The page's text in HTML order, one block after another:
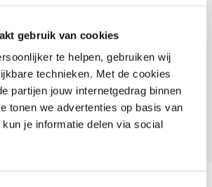
gebruik van cookies
te helpen, gebruiken wij
technieken. Met de cookies
partijen jouw internetgedrag binnen
tonen we advertenties op basis van
je informatie delen via social
2024
Assen
Occasion
A1
CB 125